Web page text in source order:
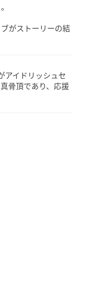
がストーリーの結
アイドリッシュセ
骨頂であり、応援